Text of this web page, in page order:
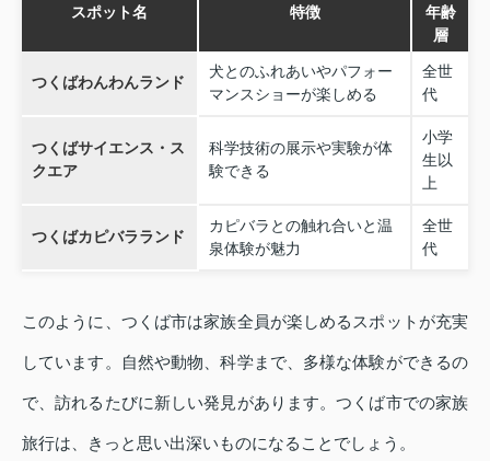
スポット名 特徴
年齢
層
つくばわんわんランド
犬とのふれあいやパフォー
マンスショーが楽しめる
全世
代
つくばサイエンス・ス
クエア
科学技術の展示や実験が体
験できる
小学
生以
上
つくばカピバラランド
カピバラとの触れ合いと温
泉体験が魅力
全世
代
このように、つくば市は家族全員が楽しめるスポットが充実
しています。自然や動物、科学まで、多様な体験ができるの
で、訪れるたびに新しい発見があります。つくば市での家族
旅行は、きっと思い出深いものになることでしょう。